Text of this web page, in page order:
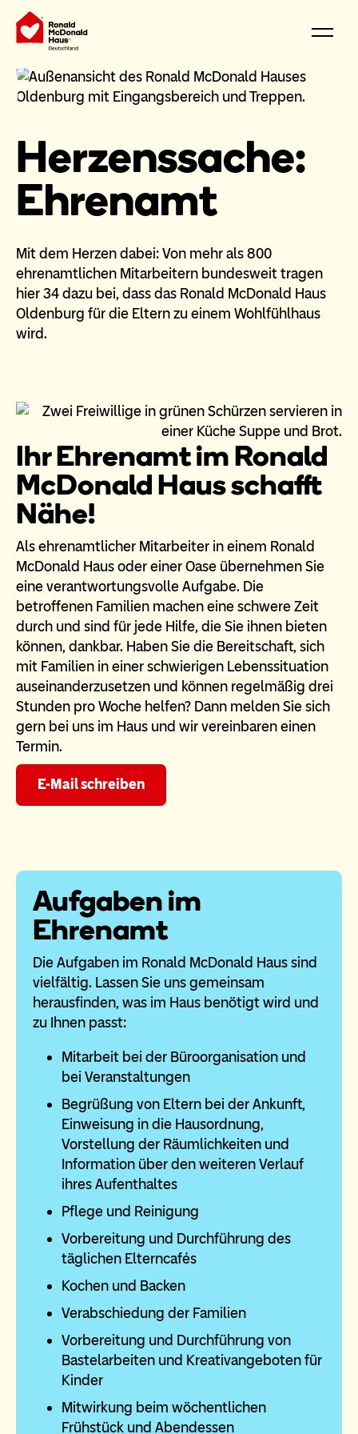
Herzenssache:
Ehrenamt
Mit dem Herzen dabei: Von mehr als 800
ehrenamtlichen Mitarbeitern bundesweit tragen
hier 34 dazu bei, dass das Ronald McDonald Haus
Oldenburg für die Eltern zu einem Wohlfühlhaus
wird.
Ihr Ehrenamt im Ronald
McDonald Haus schafft
Nähe!
Als ehrenamtlicher Mitarbeiter in einem Ronald
McDonald Haus oder einer Oase übernehmen Sie
eine verantwortungsvolle Aufgabe. Die
betroffenen Familien machen eine schwere Zeit
durch und sind für jede Hilfe, die Sie ihnen bieten
können, dankbar. Haben Sie die Bereitschaft, sich
mit Familien in einer schwierigen Lebenssituation
auseinanderzusetzen und können regelmäßig drei
Stunden pro Woche helfen? Dann melden Sie sich
gern bei uns im Haus und wir vereinbaren einen
Termin.
E-Mail schreiben
Aufgaben im
Ehrenamt
Die Aufgaben im Ronald McDonald Haus sind
vielfältig. Lassen Sie uns gemeinsam
herausfinden, was im Haus benötigt wird und
zu Ihnen passt:
Mitarbeit bei der Büroorganisation und
bei Veranstaltungen
Begrüßung von Eltern bei der Ankunft,
Einweisung in die Hausordnung,
Vorstellung der Räumlichkeiten und
Information über den weiteren Verlauf
ihres Aufenthaltes
Pflege und Reinigung
Vorbereitung und Durchführung des
täglichen Elterncafés
Kochen und Backen
Verabschiedung der Familien
Vorbereitung und Durchführung von
Bastelarbeiten und Kreativangeboten für
Kinder
Mitwirkung beim wöchentlichen
Frühstück und Abendessen